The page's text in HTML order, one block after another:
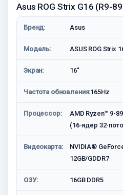
Asus ROG Strix G16 (R9-
Бренд: Asus
Модель: ASUS ROG Strix
Экран: 16"
Частота обновления:165Hz
Процессор:
AMD Ryzen™ 9-
(16-ядер 32-
Видеокарта:
NVIDIA®
12GB/GDDR7
ОЗУ: 16GB DDR5